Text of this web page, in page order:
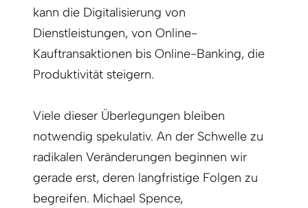
kann die Digitalisierung von
Dienstleistungen, von Online-
Kauftransaktionen bis Online-Banking, die
Produktivität steigern.
Viele dieser Überlegungen bleiben
notwendig spekulativ. An der Schwelle zu
radikalen Veränderungen beginnen wir
gerade erst, deren langfristige Folgen zu
begreifen. Michael Spence,